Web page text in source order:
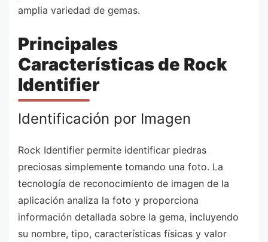
amplia variedad de gemas.
Principales
Características de Rock
Identifier
Identificación por Imagen
Rock Identifier permite identificar piedras
preciosas simplemente tomando una foto. La
tecnología de reconocimiento de imagen de la
aplicación analiza la foto y proporciona
información detallada sobre la gema, incluyendo
su nombre, tipo, características físicas y valor